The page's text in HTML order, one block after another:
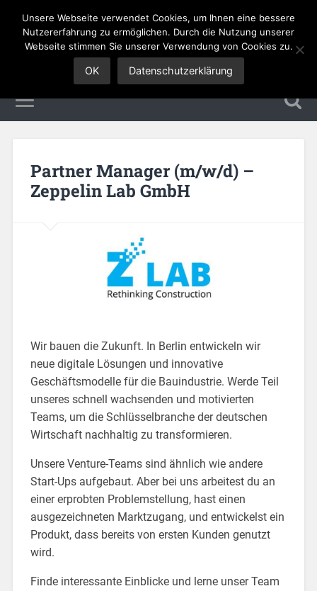
Sales Jobs
Partner Manager (m/w/d) –
Zeppelin Lab GmbH
Wir bauen die Zukunft. In Berlin entwickeln wir
neue digitale Lösungen und innovative
Geschäftsmodelle für die Bauindustrie. Werde Teil
unseres schnell wachsenden und motivierten
Teams, um die Schlüsselbranche der deutschen
Wirtschaft nachhaltig zu transformieren.
Unsere Venture-Teams sind ähnlich wie andere
Start-Ups aufgebaut. Aber bei uns arbeitest du an
einer erprobten Problemstellung, hast einen
ausgezeichneten Marktzugang, und entwickelst ein
Produkt, dass bereits von ersten Kunden genutzt
wird.
Finde interessante Einblicke und lerne unser Team
Unsere Webseite verwendet Cookies, um Ihnen eine bessere
Nutzererfahrung zu ermöglichen. Durch die Nutzung unserer
Webseite stimmen Sie unserer Verwendung von Cookies zu.
OK Datenschutzerklärung